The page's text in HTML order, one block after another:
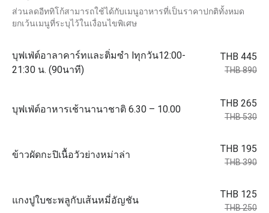
ส่วนลดอีททิโก้สามารถใช้ได้กับเมนูอาหารที่เป็นราคาปกติทั้งหมด
ยกเว้นเมนูที่ระบุไว้ในเงื่อนไขพิเศษ
บุฟเฟ่ต์อาลาคาร์ทและติ่มซำ lทุกวัน12:00-
21:30 น. (90นาที)
THB 445
THB 890
บุฟเฟ่ต์อาหารเช้านานาชาติ 6.30 – 10.00
THB 265
THB 530
ข้าวผัดกะปิเนื้อวัวย่างหม่าล่า
THB 195
THB 390
แกงปูใบชะพลูกับเส้นหมี่อัญชัน
THB 125
THB 250